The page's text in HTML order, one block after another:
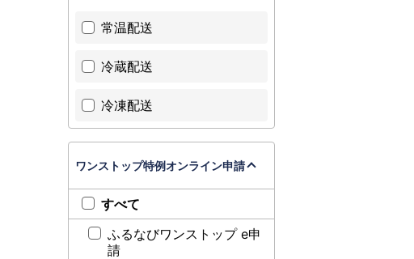
常温配送
冷蔵配送
冷凍配送
ワンストップ特例オンライン申請
すべて
ふるなびワンストップ e申
請